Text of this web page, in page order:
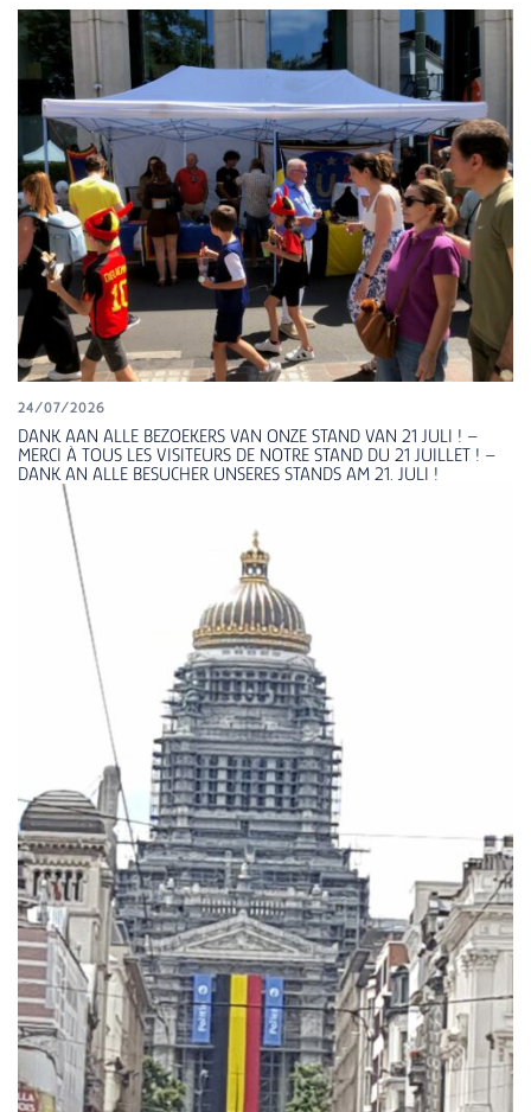
24/07/2026
DANK AAN ALLE BEZOEKERS VAN ONZE STAND VAN 21 JULI ! –
MERCI À TOUS LES VISITEURS DE NOTRE STAND DU 21 JUILLET ! –
DANK AN ALLE BESUCHER UNSERES STANDS AM 21. JULI !